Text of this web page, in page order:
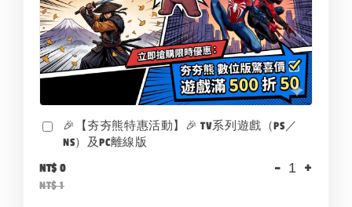
🎉【夯夯熊特惠活動】🎉 TV系列遊戲（PS／
NS）及PC離線版
NT$ 0
NT$ 1
- +